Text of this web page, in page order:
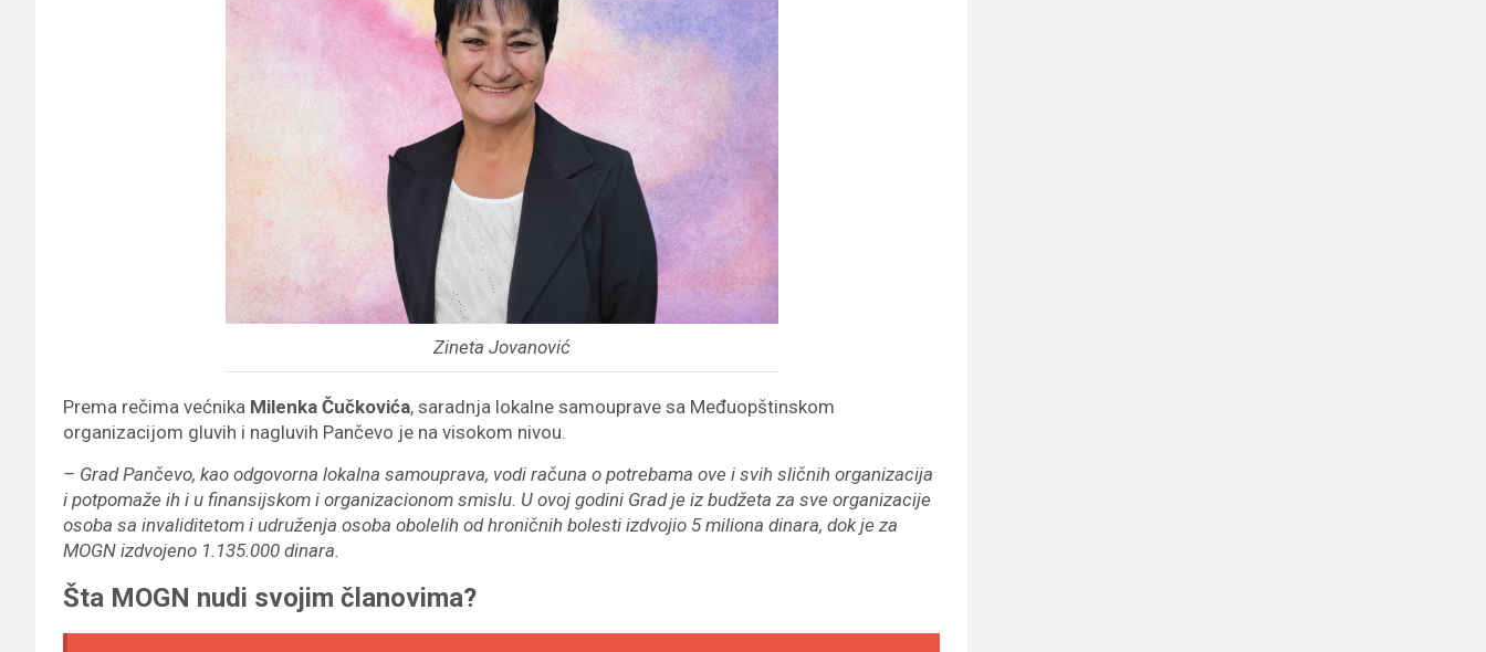
Zineta Jovanović
Prema rečima većnika Milenka Čučkovića, saradnja lokalne samouprave sa Međuopštinskom
organizacijom gluvih i nagluvih Pančevo je na visokom nivou.
– Grad Pančevo, kao odgovorna lokalna samouprava, vodi računa o potrebama ove i svih sličnih organizacija
i potpomaže ih i u finansijskom i organizacionom smislu. U ovoj godini Grad je iz budžeta za sve organizacije
osoba sa invaliditetom i udruženja osoba obolelih od hroničnih bolesti izdvojio 5 miliona dinara, dok je za
MOGN izdvojeno 1.135.000 dinara.
Šta MOGN nudi svojim članovima?